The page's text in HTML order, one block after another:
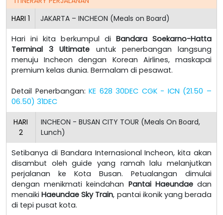
HARI 1 JAKARTA – INCHEON (Meals on Board)
Hari ini kita berkumpul di Bandara Soekarno-Hatta
Terminal 3 Ultimate untuk penerbangan langsung
menuju Incheon dengan Korean Airlines, maskapai
premium kelas dunia. Bermalam di pesawat.
Detail Penerbangan:KE 628 30DEC CGK - ICN (21.50 –
06.50) 31DEC
HARI
2
INCHEON - BUSAN CITY TOUR (Meals On Board,
Lunch)
Setibanya di Bandara Internasional Incheon, kita akan
disambut oleh guide yang ramah lalu melanjutkan
perjalanan ke Kota Busan. Petualangan dimulai
dengan menikmati keindahan Pantai Haeundaedan
menaikiHaeundae Sky Train, pantai ikonik yang berada
di tepi pusat kota.